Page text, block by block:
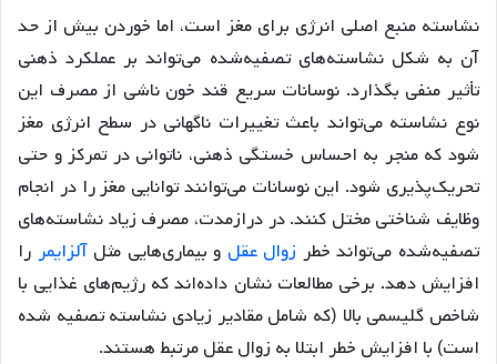
نشاسته منبع اصلی انرژی برای مغز است، اما خوردن بیش از حد
آن به شکل نشاسته‌های تصفیه‌شده می‌تواند بر عملکرد ذهنی
تأثیر منفی بگذارد. نوسانات سریع قند خون ناشی از مصرف این
نوع نشاسته می‌تواند باعث تغییرات ناگهانی در سطح انرژی مغز
شود که منجر به احساس خستگی ذهنی، ناتوانی در تمرکز و حتی
تحریک‌پذیری شود. این نوسانات می‌توانند توانایی مغز را در انجام
وظایف شناختی مختل کنند. در درازمدت، مصرف زیاد نشاسته‌های
تصفیه‌شده می‌تواند خطر زوال عقل و بیماری‌هایی مثلآلزایمر را
افزایش دهد. برخی مطالعات نشان داده‌اند که رژیم‌های غذایی با
شاخص گلیسمی بالا (که شامل مقادیر زیادی نشاسته تصفیه شده
است) با افزایش خطر ابتلا به زوال عقل مرتبط هستند.